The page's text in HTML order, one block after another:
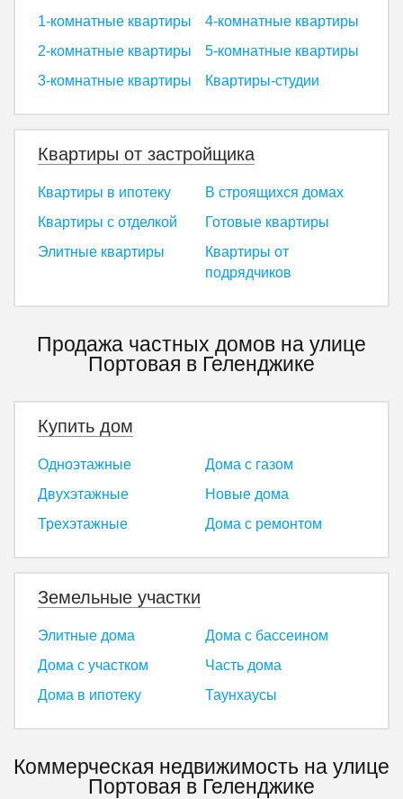
1-комнатные квартиры
2-комнатные квартиры
3-комнатные квартиры
4-комнатные квартиры
5-комнатные квартиры
Квартиры-студии
Квартиры от застройщика
Квартиры в ипотеку
Квартиры с отделкой
Элитные квартиры
В строящихся домах
Готовые квартиры
Квартиры от
подрядчиков
Продажа частных домов на улице
Портовая в Геленджике
Купить дом
Одноэтажные
Двухэтажные
Трехэтажные
Дома с газом
Новые дома
Дома с ремонтом
Земельные участки
Элитные дома
Дома с участком
Дома в ипотеку
Дома с бассеином
Часть дома
Таунхаусы
Коммерческая недвижимость на улице
Портовая в Геленджике